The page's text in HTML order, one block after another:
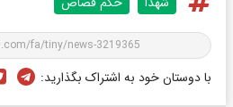
با دوستان خود به اشتراک بگذارید: